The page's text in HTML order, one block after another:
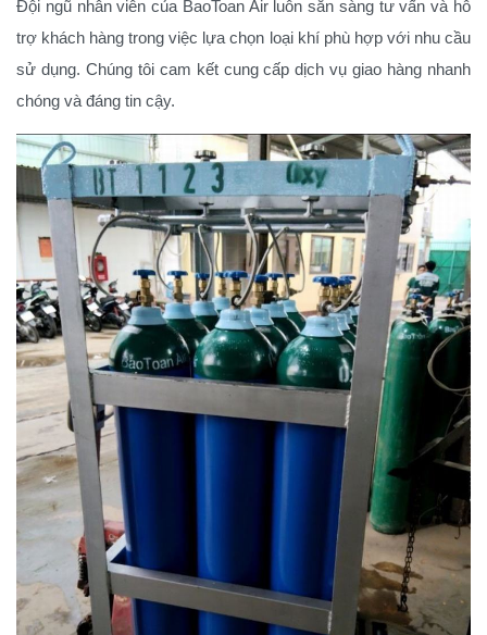
Đội ngũ nhân viên của BaoToan Air luôn sẵn sàng tư vấn và hỗ
trợ khách hàng trong việc lựa chọn loại khí phù hợp với nhu cầu
sử dụng. Chúng tôi cam kết cung cấp dịch vụ giao hàng nhanh
chóng và đáng tin cậy.